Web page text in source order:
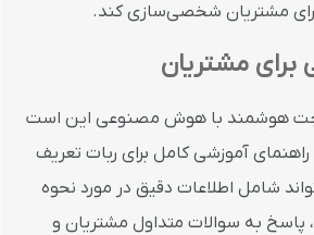
برای مشتریان شخصی‌سازی کند.
برای مشتریان
چت هوشمند با هوش مصنوعی این است
آموزشی کامل برای ربات تعریف
شامل اطلاعات دقیق در مورد نحوه
پاسخ به سوالات متداول مشتریان و